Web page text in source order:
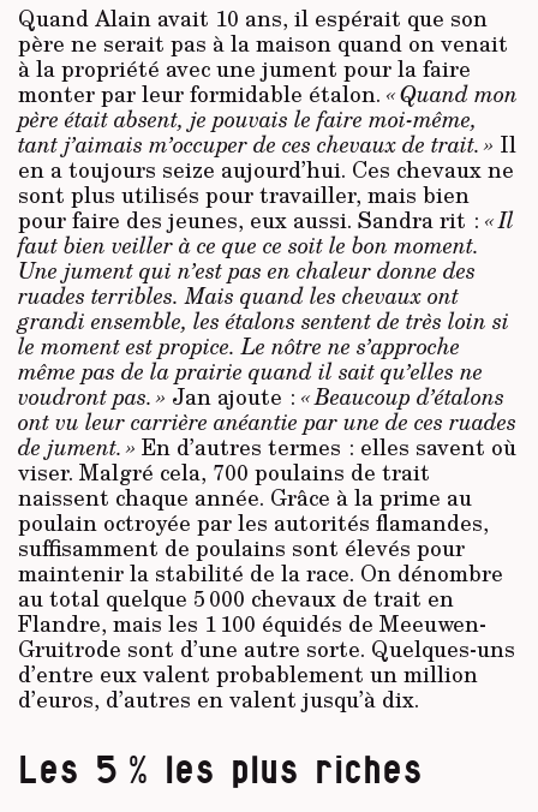
Quand Alain avait 10 ans, il espérait que son
père ne serait pas à la maison quand on venait
à la propriété avec une jument pour la faire
monter par leur formidable étalon. « Quand mon
père était absent, je pouvais le faire moi-même,
tant j’aimais m’occuper de ces chevaux de trait. » Il
en a toujours seize aujourd’hui. Ces chevaux ne
sont plus utilisés pour travailler, mais bien
pour faire des jeunes, eux aussi. Sandra rit : « Il
faut bien veiller à ce que ce soit le bon moment.
Une jument qui n’est pas en chaleur donne des
ruades terribles. Mais quand les chevaux ont
grandi ensemble, les étalons sentent de très loin si
le moment est propice. Le nôtre ne s’approche
même pas de la prairie quand il sait qu’elles ne
voudront pas. » Jan ajoute : « Beaucoup d’étalons
ont vu leur carrière anéantie par une de ces ruades
de jument. » En d’autres termes : elles savent où
viser. Malgré cela, 700 poulains de trait
naissent chaque année. Grâce à la prime au
poulain octroyée par les autorités flamandes,
suffisamment de poulains sont élevés pour
maintenir la stabilité de la race. On dénombre
au total quelque 5 000 chevaux de trait en
Flandre, mais les 1 100 équidés de Meeuwen-
Gruitrode sont d’une autre sorte. Quelques-uns
d’entre eux valent probablement un million
d’euros, d’autres en valent jusqu’à dix.
Les 5 % les plus riches